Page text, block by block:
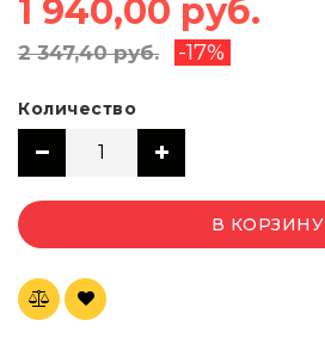
1 940,00 руб.
2 347,40 руб. -17%
Количество
В КОРЗИНУ